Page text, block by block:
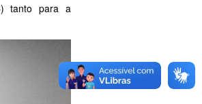
tanto para a